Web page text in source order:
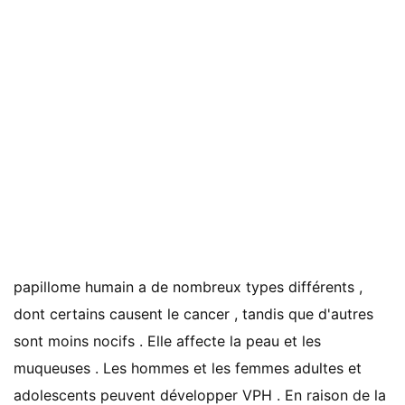
papillome humain a de nombreux types différents ,
dont certains causent le cancer , tandis que d'autres
sont moins nocifs . Elle affecte la peau et les
muqueuses . Les hommes et les femmes adultes et
adolescents peuvent développer VPH . En raison de la